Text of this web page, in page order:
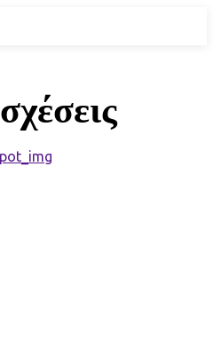
σχέσεις